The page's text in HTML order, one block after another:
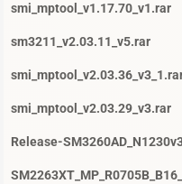
smi_mptool_v1.17.70_v1.rar
sm3211_v2.03.11_v5.rar
smi_mptool_v2.03.29_v3.rar
Release-